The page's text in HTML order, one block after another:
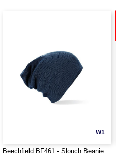
W1
Beechfield BF461 - Slouch Beanie